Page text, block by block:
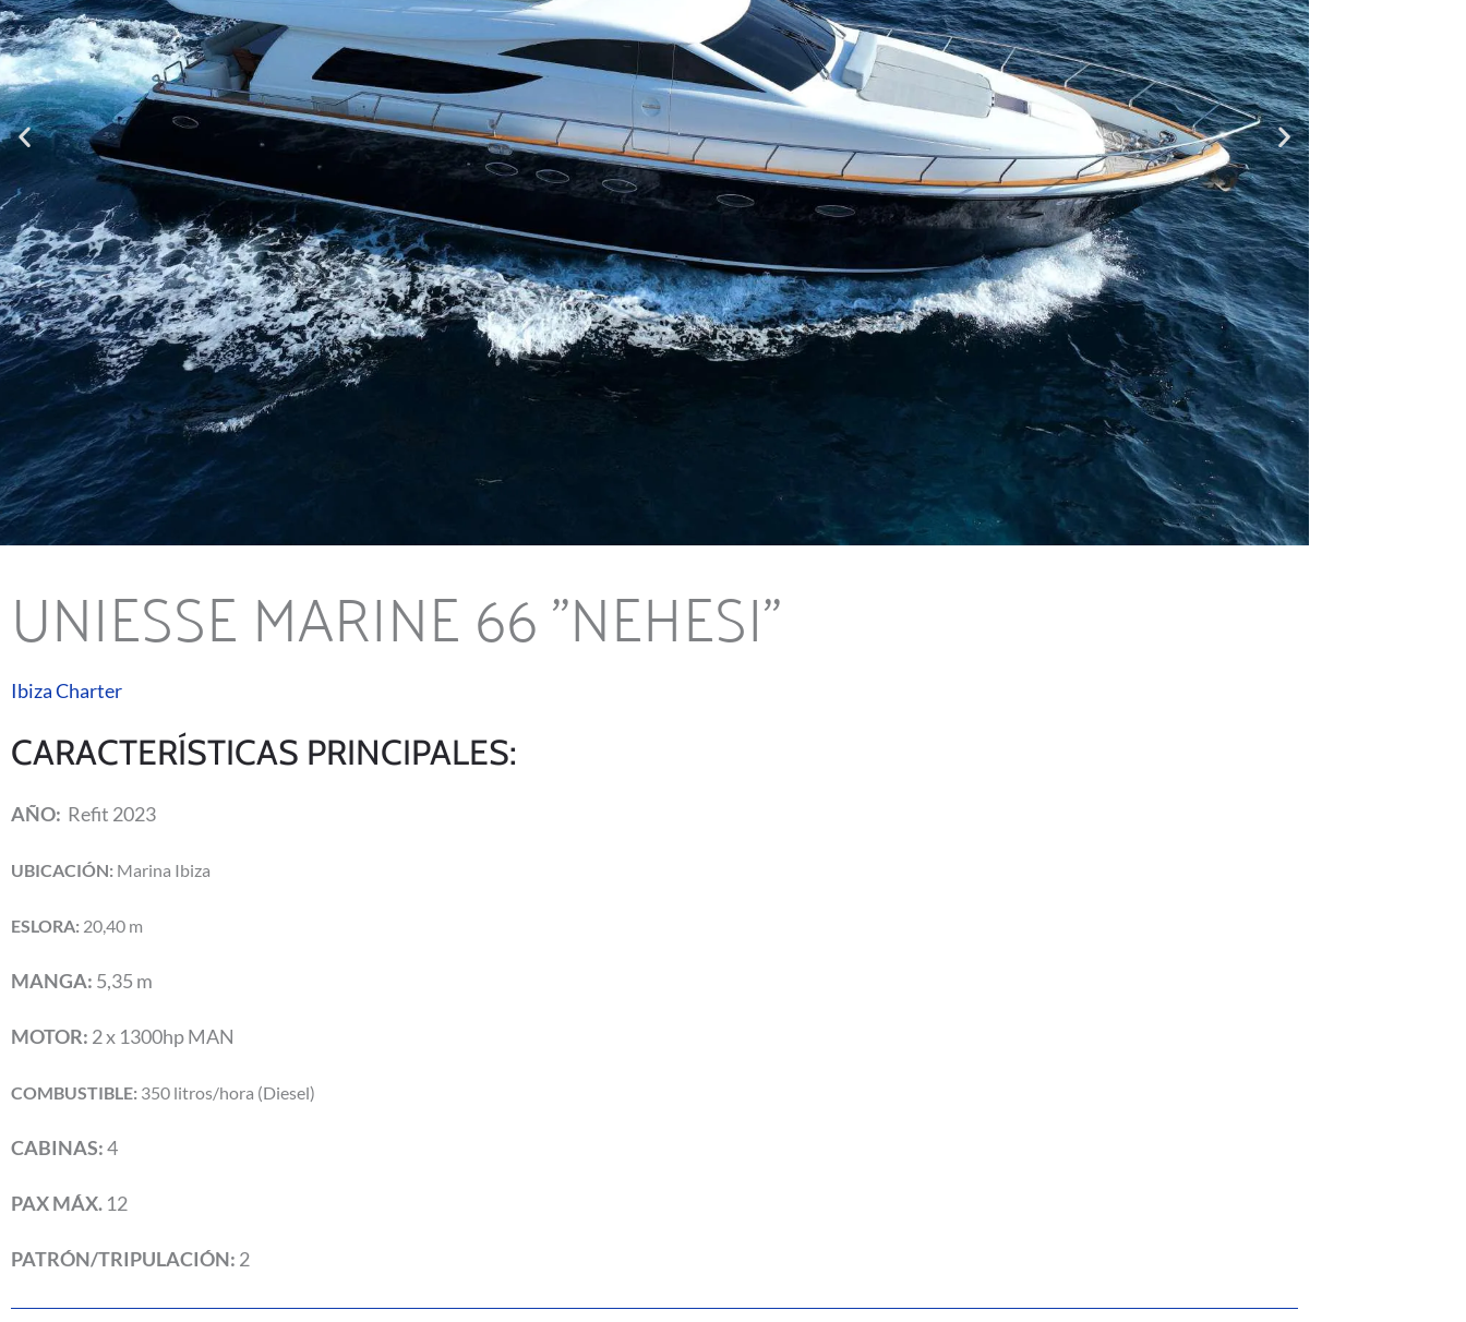
UNIESSE MARINE 66 ''NEHESI''
Ibiza Charter
CARACTERÍSTICAS PRINCIPALES:
AÑO: Refit 2023
UBICACIÓN: Marina Ibiza
ESLORA: 20,40 m
MANGA: 5,35 m
MOTOR: 2 x 1300hp MAN
COMBUSTIBLE: 350 litros/hora (Diesel)
CABINAS:4
PAX MÁX. 12
PATRÓN/TRIPULACIÓN: 2